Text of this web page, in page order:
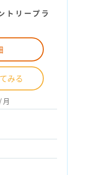
トリープラ
みる
/月